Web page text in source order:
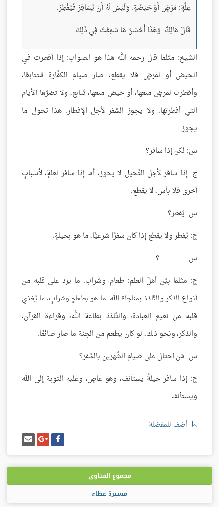
عِلَّةٍ: مَرَضٍ أَوْ حَيْضَةٍ. وَلَيْسَ لَهُ أَنْ يُسَافِرَ فَيُفْطِرَ.
قَالَ مَالِكٌ: وَهَذَا أَحْسَنُ مَا سَمِعْتُ فِي ذَلِكَ.
الشيخ: مثلما قال رحمه الله هذا هو الصواب: إذا أفطرت في
الحيض أو لمرضٍ فلا يقطع، صار صيام الكفَّارة مُتتابعًا،
وأفطرت لمرضٍ منعها، أو حيض منعها، تُتابع، ولا تضرّها الأيام
التي أفطرتها، ولا يجوز السَّفر لأجل الإفطار، هذا تحول ما
يجوز.
س: لكن إذا سافر؟
ج: إذا سافر لأجل التَّحيل لا يجوز، أما إذا سافر لعلةٍ، لأسبابٍ
أخرى فلا بأس، لا يقطع.
س: يُفطر؟
ج: يُفطر ولا يقطع إذا كان سفرًا شرعيًّا، ما هو بحيلةٍ.
س: .............؟
ج: مثلما بيَّن أهلُ العلم: طعام، وشراب، ما يرد على قلبه من
أنواع الذكر والتَّلذذ بمناجاة الله، ما هو بطعامٍ وشرابٍ، ما يُغذي
قلبه من نعيم العبادة، والتَّلذذ بطاعة الله، وقراءة القرآن،
والذكر، ونحو ذلك، لو كان يطعم من الجنة ما صار صائمًا.
س: مَن احتال على صيام الشَّهرين بالسَّفر؟
ج: إذا سافر حيلةً يستأنف، وهو عاصٍ، وعليه التوبة إلى الله
ويستأنف.
أضف للمفضلة
شارك
على
فيسبوك
شارك
على
غوغل
بلس
إرسل
إيميل
مجموع الفتاوى
مسيرة عطاء